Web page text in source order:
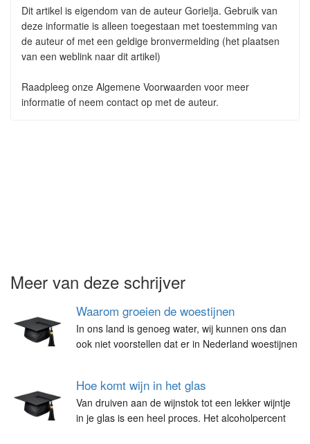
Dit artikel is eigendom van de auteur Gorielja. Gebruik van
deze informatie is alleen toegestaan met toestemming van
de auteur of met een geldige bronvermelding (het plaatsen
van een weblink naar dit artikel)
Raadpleeg onze Algemene Voorwaarden voor meer
informatie of neem contact op met de auteur.
Meer van deze schrijver
Waarom groeien de woestijnen
In ons land is genoeg water, wij kunnen ons dan
ook niet voorstellen dat er in Nederland woestijnen
Hoe komt wijn in het glas
Van druiven aan de wijnstok tot een lekker wijntje
in je glas is een heel proces. Het alcoholpercent